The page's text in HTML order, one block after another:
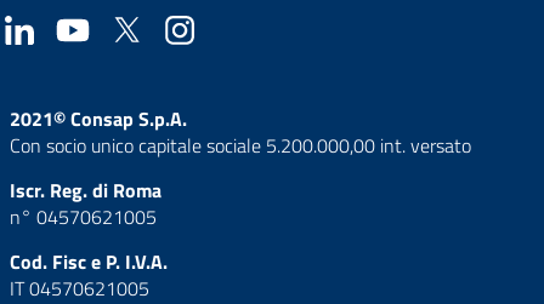
2021© Consap S.p.A.
Con socio unico capitale sociale 5.200.000,00 int. versato
Iscr. Reg. di Roma
n° 04570621005
Cod. Fisc e P. I.V.A.
IT 04570621005